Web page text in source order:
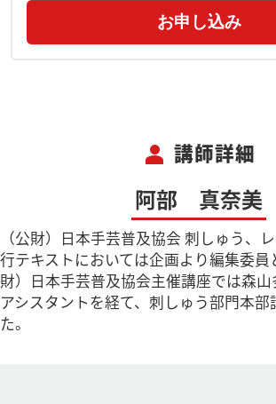
お申し込み
person 講師詳細
阿部 真奈美
（公財）日本手芸普及協会 刺しゅう、
行テキストにおいては企画より編集委員
財）日本手芸普及協会主催講座では森
アシスタントを経て、刺しゅう部門本部
た。